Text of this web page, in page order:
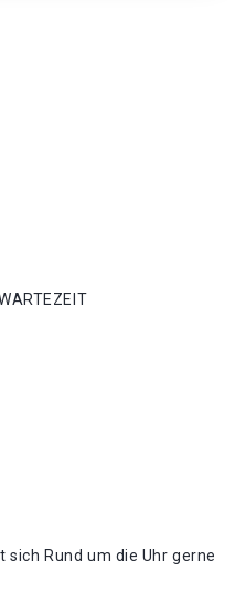
Rund um die Uhr gerne